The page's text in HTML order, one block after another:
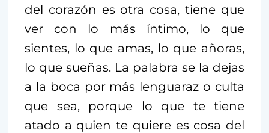
del corazón es otra cosa, tiene que
ver con lo más íntimo, lo que
sientes, lo que amas, lo que añoras,
lo que sueñas. La palabra se la dejas
a la boca por más lenguaraz o culta
que sea, porque lo que te tiene
atado a quien te quiere es cosa del